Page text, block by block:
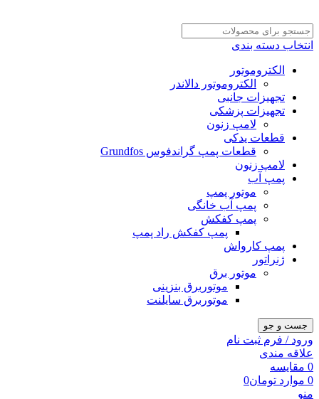
انتخاب دسته بندی
الکتروموتور
الکتروموتور دالاندر
تجهیزات جانبی
تجهیزات پزشکی
لامپ زنون
قطعات یدکی
قطعات پمپ گراندفوس Grundfos
لامپ زنون
پمپ آب
موتور پمپ
پمپ آب خانگی
پمپ کفکش
پمپ کفکش راد پمپ
پمپ کارواش
ژنراتور
موتور برق
موتوربرق بنزینی
موتوربرق سایلنت
جست و جو
ورود / فرم ثبت نام
علاقه مندی
0 مقایسه
0 موارد تومان0
منو